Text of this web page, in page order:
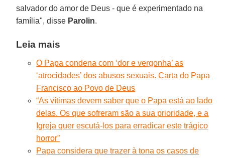
salvador do amor de Deus - que é experimentado na
família", disse Parolin.
Leia mais
O Papa condena com ‘dor e vergonha’ as
‘atrocidades’ dos abusos sexuais. Carta do Papa
Francisco ao Povo de Deus
“As vítimas devem saber que o Papa está ao lado
delas. Os que sofreram são a sua prioridade, e a
Igreja quer escutá-los para erradicar este trágico
horror”
Papa considera que trazer à tona os casos de